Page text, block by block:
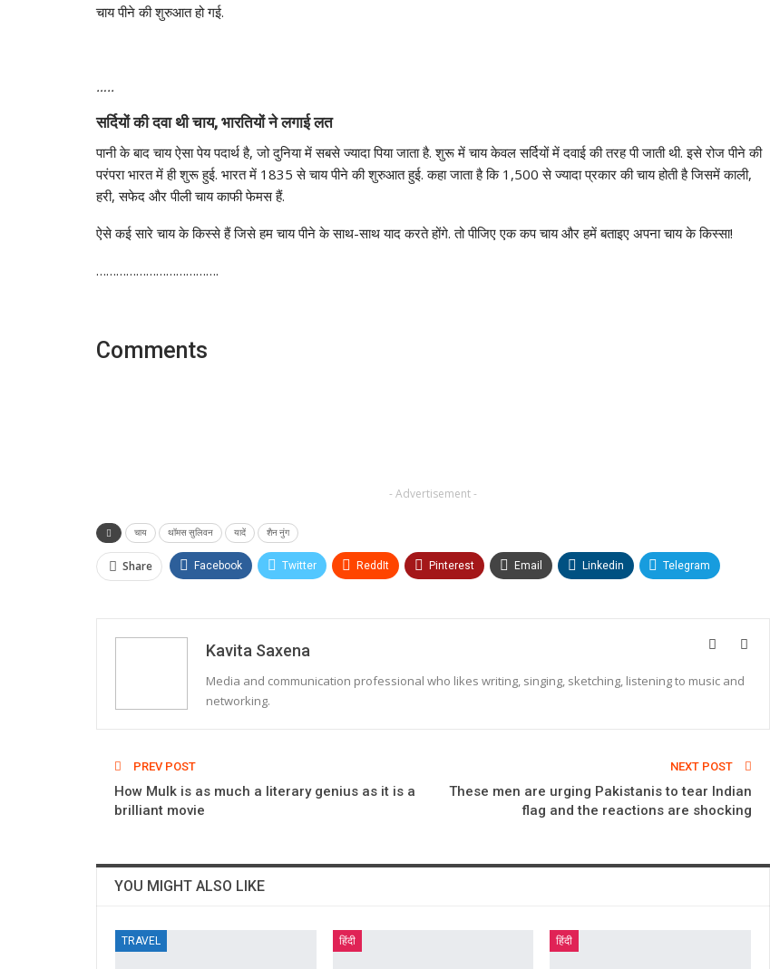
चाय पीने की शुरुआत हो गई.
…..
सर्दियों की दवा थी चाय, भारतियों ने लगाई लत
पानी के बाद चाय ऐसा पेय पदार्थ है, जो दुनिया में सबसे ज्यादा पिया जाता है. शुरू में चाय केवल सर्दियों में दवाई की तरह पी जाती थी. इसे रोज पीने की
परंपरा भारत में ही शुरू हुई. भारत में 1835 से चाय पीने की शुरुआत हुई. कहा जाता है कि 1,500 से ज्यादा प्रकार की चाय होती है जिसमें काली,
हरी, सफेद और पीली चाय काफी फेमस हैं.
ऐसे कई सारे चाय के किस्से हैं जिसे हम चाय पीने के साथ-साथ याद करते होंगे. तो पीजिए एक कप चाय और हमें बताइए अपना चाय के किस्सा!
……………………………….
Comments
- Advertisement -
चाय थॉमस सुलिवन यादें शैन नुंग
Share Facebook Twitter ReddIt Pinterest Email Linkedin Telegram
Kavita Saxena
Media and communication professional who likes writing, singing, sketching, listening to music and
networking.
PREV POST
How Mulk is as much a literary genius as it is a
brilliant movie
NEXT POST
These men are urging Pakistanis to tear Indian
flag and the reactions are shocking
YOU MIGHT ALSO LIKE
TRAVEL हिंदी हिंदी